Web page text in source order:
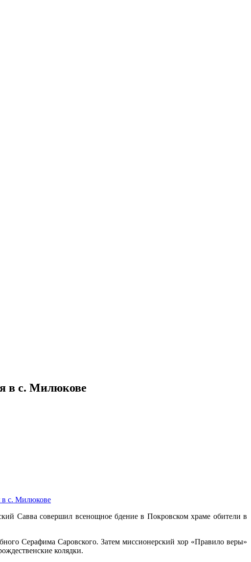
в с. Милюкове
в с. Милюкове
Савва совершил всенощное бдение в Покровском храме обители в
Серафима Саровского. Затем миссионерский хор «Правило веры»
колядки.